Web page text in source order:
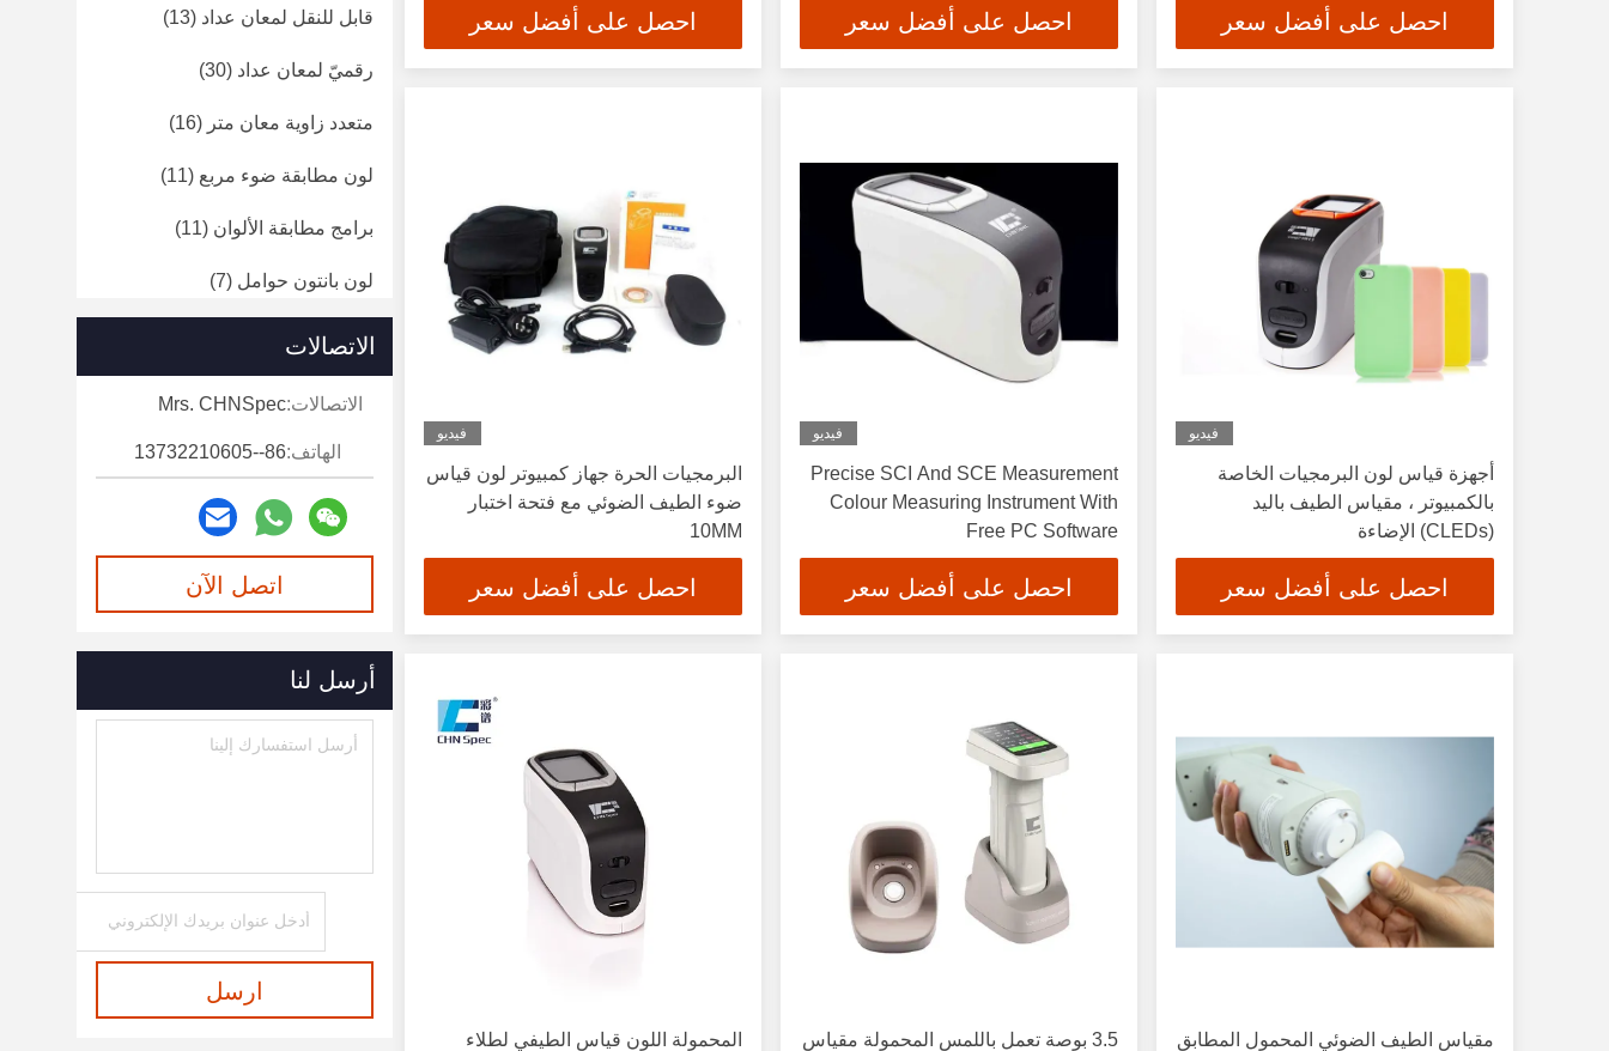
احصل على أفضل سعر احصل على أفضل سعر احصل على أفضل سعر
فيديو
أجهزة قياس لون البرمجيات الخاصة
بالكمبيوتر ، مقياس الطيف باليد
(CLEDs) الإضاءة
احصل على أفضل سعر
فيديو
Precise SCI And SCE Measurement
Colour Measuring Instrument With
Free PC Software
احصل على أفضل سعر
فيديو
البرمجيات الحرة جهاز كمبيوتر لون قياس
ضوء الطيف الضوئي مع فتحة اختبار
10MM
احصل على أفضل سعر
مقياس الطيف الضوئي المحمول المطابق
3.5 بوصة تعمل باللمس المحمولة مقياس
المحمولة اللون قياس الطيفي لطلاء
قابل للنقل لمعان عداد (13)
رقميّ لمعان عداد (30)
متعدد زاوية معان متر (16)
لون مطابقة ضوء مربع (11)
برامج مطابقة الألوان (11)
لون بانتون حوامل (7)
مقياس نفاذية الضوء
مقياس الطيف
اكسسوارات الطيف الضوئي
الاتصالات
الاتصالات:Mrs. CHNSpec
الهاتف:86--13732210605
اتصل الآن
أرسل لنا
ارسل